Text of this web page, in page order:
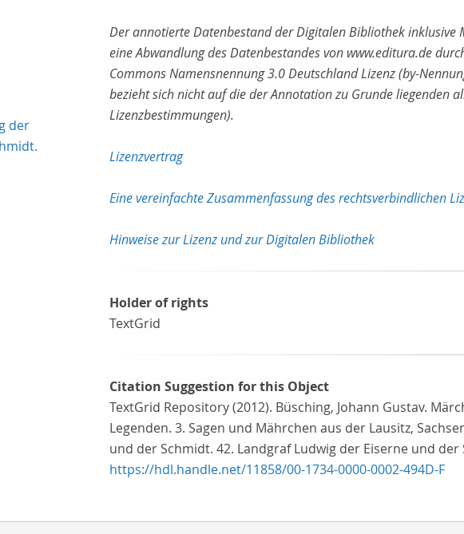
der
Der annotierte Datenbestand der Digitalen Bibliothek inklusive
eine Abwandlung des Datenbestandes von www.editura.de
Commons Namensnennung 3.0 Deutschland Lizenz (by-
bezieht sich nicht auf die der Annotation zu Grunde liegenden
Lizenzbestimmungen).
Lizenzvertrag
Eine vereinfachte Zusammenfassung des rechtsverbindlichen
Hinweise zur Lizenz und zur Digitalen Bibliothek
Holder of rights
TextGrid
Citation Suggestion for this Object
TextGrid Repository (2012). Büsching, Johann Gustav.
Legenden. 3. Sagen und Mährchen aus der Lausitz,
und der Schmidt. 42. Landgraf Ludwig der Eiserne und
https://hdl.handle.net/11858/00-1734-0000-0002-494D-F